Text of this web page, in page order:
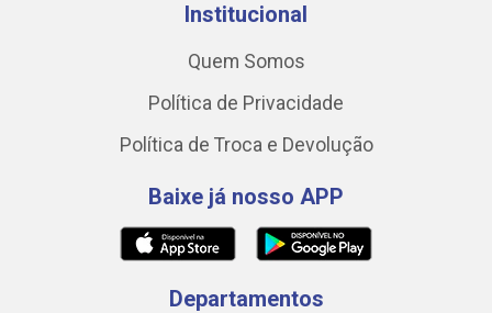
Institucional
Quem Somos
Política de Privacidade
Política de Troca e Devolução
Baixe já nosso APP
Departamentos